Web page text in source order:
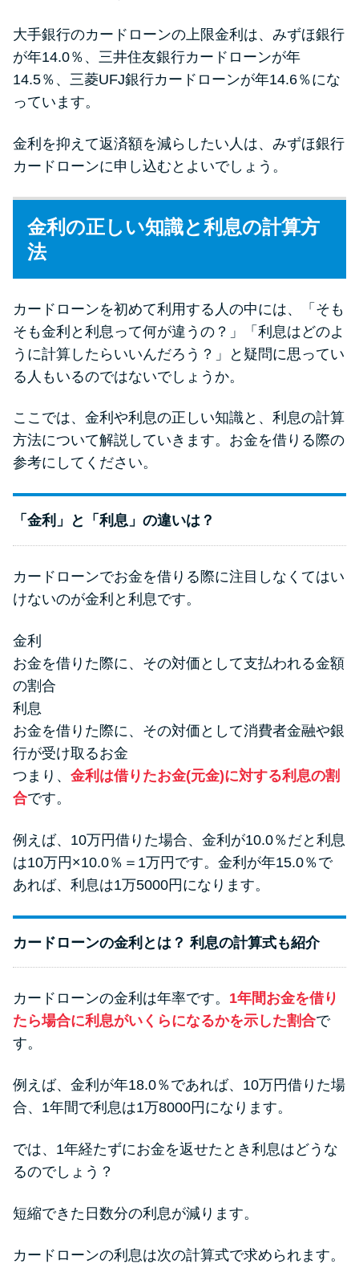
大手銀行のカードローンの上限金利は、みずほ銀行
が年14.0％、三井住友銀行カードローンが年
14.5％、三菱UFJ銀行カードローンが年14.6％にな
っています。
金利を抑えて返済額を減らしたい人は、みずほ銀行
カードローンに申し込むとよいでしょう。
金利の正しい知識と利息の計算方
法
カードローンを初めて利用する人の中には、「そも
そも金利と利息って何が違うの？」「利息はどのよ
うに計算したらいいんだろう？」と疑問に思ってい
る人もいるのではないでしょうか。
ここでは、金利や利息の正しい知識と、利息の計算
方法について解説していきます。お金を借りる際の
参考にしてください。
「金利」と「利息」の違いは？
カードローンでお金を借りる際に注目しなくてはい
けないのが金利と利息です。
金利
お金を借りた際に、その対価として支払われる金額
の割合
利息
お金を借りた際に、その対価として消費者金融や銀
行が受け取るお金
つまり、 金利は借りたお金(元金)に対する利息の割
合です。
例えば、10万円借りた場合、金利が10.0％だと利息
は10万円×10.0％＝1万円です。金利が年15.0％で
あれば、利息は1万5000円になります。
カードローンの金利とは？ 利息の計算式も紹介
カードローンの金利は年率です。 1年間お金を借り
たら場合に利息がいくらになるかを示した割合で
す。
例えば、金利が年18.0％であれば、10万円借りた場
合、1年間で利息は1万8000円になります。
では、1年経たずにお金を返せたとき利息はどうな
るのでしょう？
短縮できた日数分の利息が減ります。
カードローンの利息は次の計算式で求められます。